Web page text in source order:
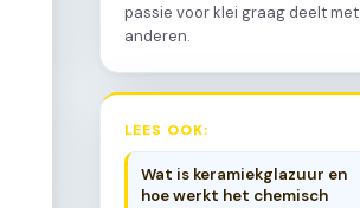
passie voor klei graag deelt met
anderen.
LEES OOK:
Wat is keramiekglazuur en
hoe werkt het chemisch